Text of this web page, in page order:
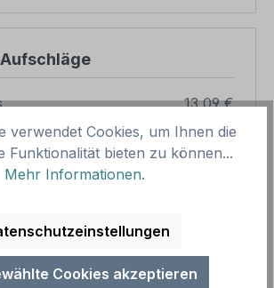
13,09 €
13,09 €
inkl. MwSt. zzgl. Versandkosten
Neuberechnungen im Warenkorb sind
abweichende Endpreise möglich.
verwendet Cookies, um Ihnen die
Funktionalität bieten zu können...
Mehr Informationen.
Cookies akzeptieren